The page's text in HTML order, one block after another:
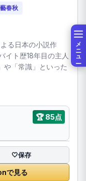
メニュー
春秋
る日本の小説作
イト歴18年目の主人
や「常識」といった
🏆85点
🤍保存
で見る